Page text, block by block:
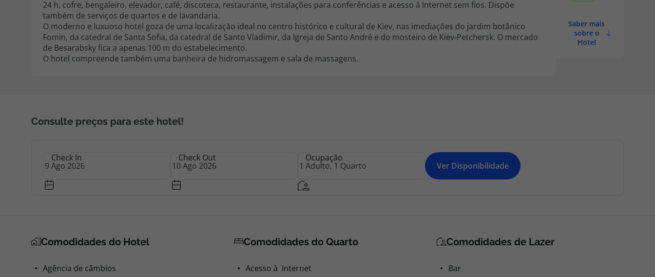
24 h, cofre, bengaleiro, elevador, café, discoteca, restaurante, instalações para conferências e acesso à Internet sem fios. Dispõe
também de serviços de quartos e de lavandaria.
O moderno e luxuoso hotel goza de uma localização ideal no centro histórico e cultural de Kiev, nas imediações do jardim botânico
Fomin, da catedral de Santa Sofia, da catedral de Santo Vladimir, da Igreja de Santo André e do mosteiro de Kiev-Petchersk. O mercado
de Besarabsky fica a apenas 100 m do estabelecimento.
O hotel compreende também uma banheira de hidromassagem e sala de massagens.
Saber mais
sobre o
Hotel
Consulte preços para este hotel!
Check In Check Out Ocupação
Ver Disponibilidade
Comodidades do Hotel
Agência de câmbios
Comodidades do Quarto
Acesso à Internet
Comodidades de Lazer
Bar